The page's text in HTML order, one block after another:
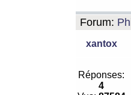
Forum:
xantox
Réponses:
4